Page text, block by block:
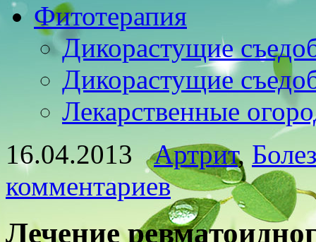
Фитотерапия
Дикорастущие
Дикорастущие
Лекарственные
16.04.2013
Артрит,
комментариев
Лечение